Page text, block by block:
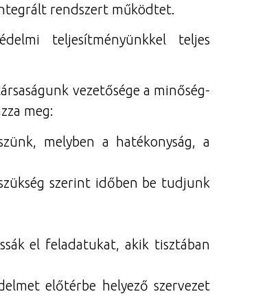
rendszert működtet.
teljesítményünkkel teljes
vezetősége a minőség-
meg:
melyben a hatékonyság, a
szerint időben be tudjunk
el feladatukat, akik tisztában
előtérbe helyező szervezet